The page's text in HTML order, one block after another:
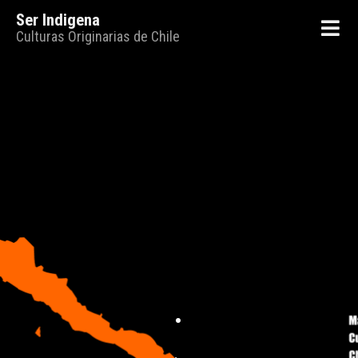
Ser Indigena
Culturas Originarias de Chile
.
.